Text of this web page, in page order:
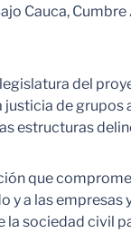
Cauca,
del
justicia de grupos
estructuras
que
y a las empresas
la sociedad civil